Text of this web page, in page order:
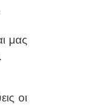
μας
οι